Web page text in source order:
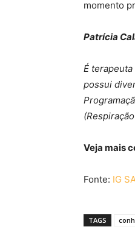
momento
Patrícia
É
possui
Veja mais
Fonte: IG
TAGS